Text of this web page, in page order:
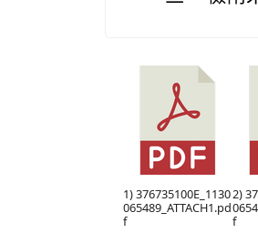
1) 376735100E_1130
065489_ATTACH1.pd
f
2)
f